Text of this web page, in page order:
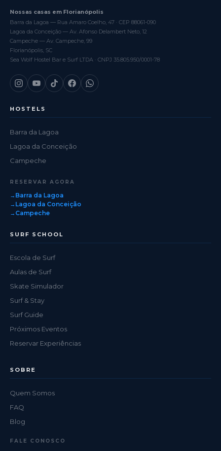
Nossas casas em Florianópolis
Barra da Lagoa — Rua Amaro Coelho, 47 · CEP 88061-090
Lagoa da Conceição — Av. Afonso Delambert Neto, 12
Campeche — Av. Campeche, 99
Florianópolis, SC
Sea Wolf Hostel Bar e Surf LTDA · CNPJ 35.805.950/0001-78
HOSTELS
Barra da Lagoa
Lagoa da Conceição
Campeche
RESERVAR AGORA
Barra da Lagoa
Lagoa da Conceição
Campeche
SURF SCHOOL
Escola de Surf
Aulas de Surf
Skate Simulador
Surf & Stay
Surf Guide
Próximos Eventos
Reservar Experiências
SOBRE
Quem Somos
FAQ
Blog
FALE CONOSCO